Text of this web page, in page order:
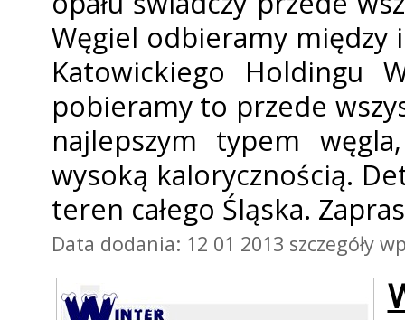
Węgiel odbieramy między
Katowickiego Holdingu
pobieramy to przede
najlepszym typem
wysoką kalorycznością.
teren całego Śląska.
Data dodania: 12 01 2013 szczegóły